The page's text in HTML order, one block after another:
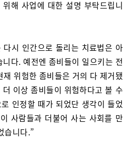
해 사업에 대한 설명 부탁드립니
시 인간으로 돌리는 치료법은 아
다. 예전엔 좀비들이 일으키는 전
위험한 좀비들은 거의 다 제거됐
이상 좀비들이 위험하다고 볼 수
인정할 때가 되었단 생각이 들었
사람들과 더불어 사는 사회를 만
습니다.”